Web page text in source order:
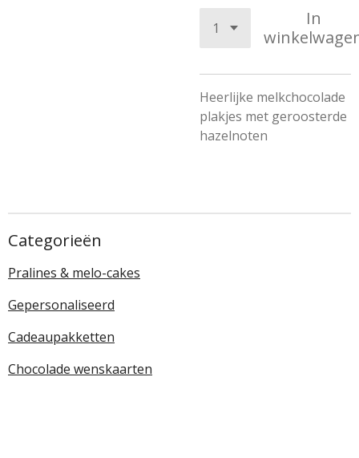
In
Heerlijke melkchocolade
plakjes met geroosterde
hazelnoten
Categorieën
Pralines & melo-cakes
Gepersonaliseerd
Cadeaupakketten
Chocolade wenskaarten